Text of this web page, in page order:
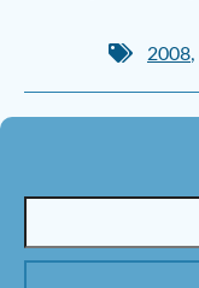
2008,